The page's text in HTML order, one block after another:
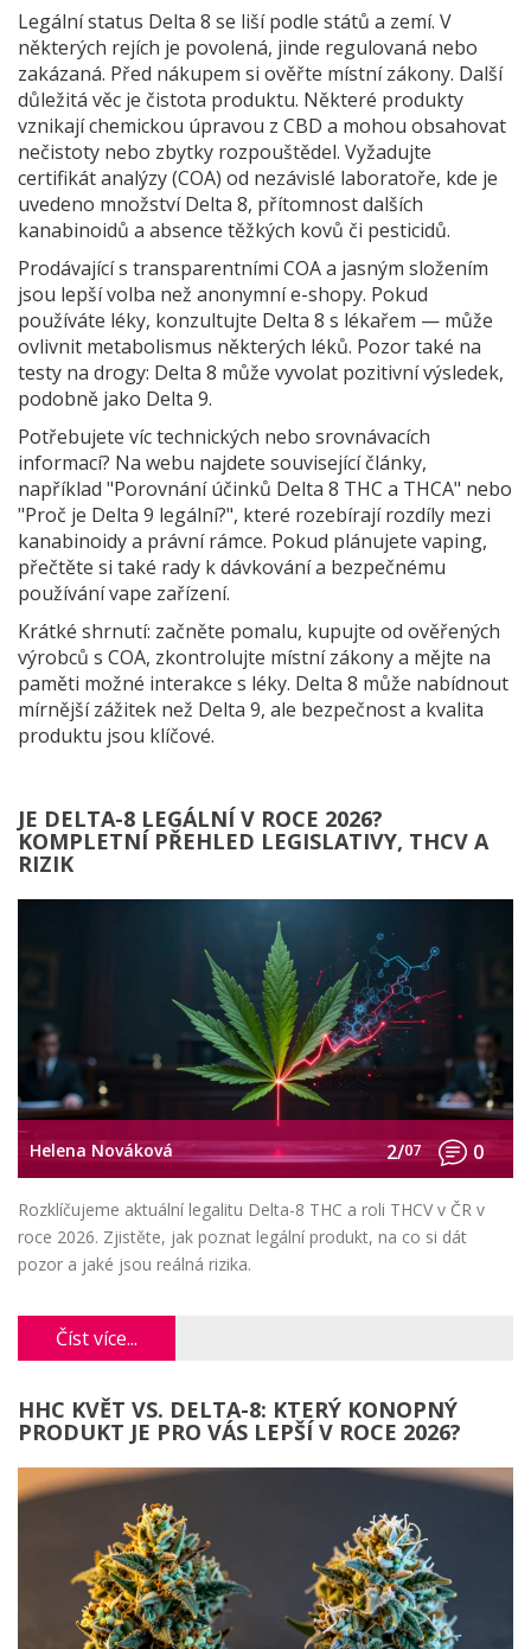
Legální status Delta 8 se liší podle států a zemí. V
některých rejích je povolená, jinde regulovaná nebo
zakázaná. Před nákupem si ověřte místní zákony. Další
důležitá věc je čistota produktu. Některé produkty
vznikají chemickou úpravou z CBD a mohou obsahovat
nečistoty nebo zbytky rozpouštědel. Vyžadujte
certifikát analýzy (COA) od nezávislé laboratoře, kde je
uvedeno množství Delta 8, přítomnost dalších
kanabinoidů a absence těžkých kovů či pesticidů.
Prodávající s transparentními COA a jasným složením
jsou lepší volba než anonymní e-shopy. Pokud
používáte léky, konzultujte Delta 8 s lékařem — může
ovlivnit metabolismus některých léků. Pozor také na
testy na drogy: Delta 8 může vyvolat pozitivní výsledek,
podobně jako Delta 9.
Potřebujete víc technických nebo srovnávacích
informací? Na webu najdete související články,
například "Porovnání účinků Delta 8 THC a THCA" nebo
"Proč je Delta 9 legální?", které rozebírají rozdíly mezi
kanabinoidy a právní rámce. Pokud plánujete vaping,
přečtěte si také rady k dávkování a bezpečnému
používání vape zařízení.
Krátké shrnutí: začněte pomalu, kupujte od ověřených
výrobců s COA, zkontrolujte místní zákony a mějte na
paměti možné interakce s léky. Delta 8 může nabídnout
mírnější zážitek než Delta 9, ale bezpečnost a kvalita
produktu jsou klíčové.
JE DELTA-8 LEGÁLNÍ V ROCE 2026?
KOMPLETNÍ PŘEHLED LEGISLATIVY, THCV A
RIZIK
Helena Nováková 2/07 0
Rozklíčujeme aktuální legalitu Delta-8 THC a roli THCV v ČR v
roce 2026. Zjistěte, jak poznat legální produkt, na co si dát
pozor a jaké jsou reálná rizika.
Číst více...
HHC KVĚT VS. DELTA-8: KTERÝ KONOPNÝ
PRODUKT JE PRO VÁS LEPŠÍ V ROCE 2026?